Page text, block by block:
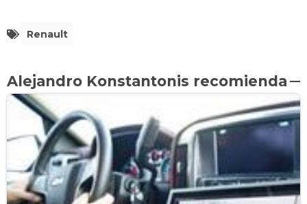
Renault
Alejandro Konstantonis recomienda